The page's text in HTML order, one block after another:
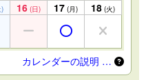
16 (日) 17 (月) 18 (火)
カレンダーの説明 …